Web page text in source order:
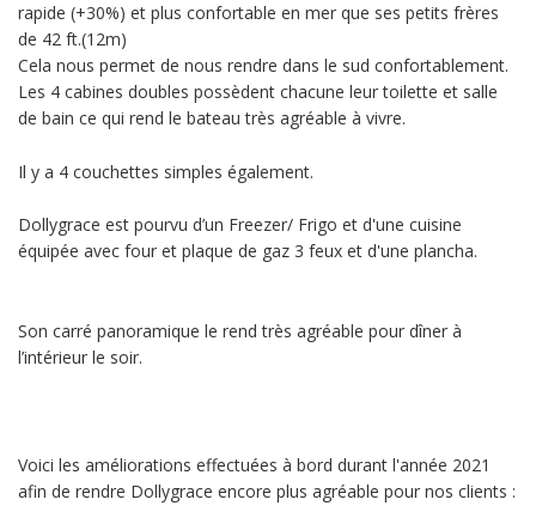
rapide (+30%) et plus confortable en mer que ses petits frères
de 42 ft.(12m)
Cela nous permet de nous rendre dans le sud confortablement.
Les 4 cabines doubles possèdent chacune leur toilette et salle
de bain ce qui rend le bateau très agréable à vivre.
Il y a 4 couchettes simples également.
Dollygrace est pourvu d’un Freezer/ Frigo et d'une cuisine
équipée avec four et plaque de gaz 3 feux et d'une plancha.
Son carré panoramique le rend très agréable pour dîner à
l’intérieur le soir.
Voici les améliorations effectuées à bord durant l'année 2021
afin de rendre Dollygrace encore plus agréable pour nos clients :